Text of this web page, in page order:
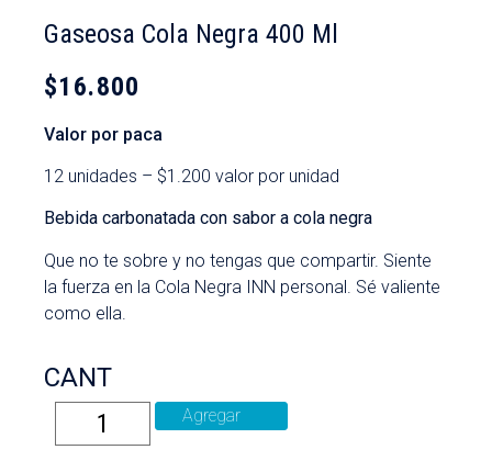
Gaseosa Cola Negra 400 Ml
$16.800
Valor por paca
12 unidades – $1.200 valor por unidad
Bebida carbonatada con sabor a cola negra
Que no te sobre y no tengas que compartir. Siente
la fuerza en la Cola Negra INN personal. Sé valiente
como ella.
CANT
Agregar